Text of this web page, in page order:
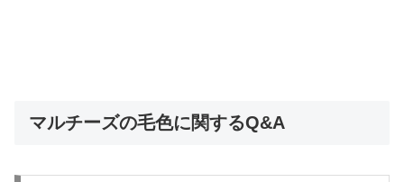
マルチーズの毛色に関するQ&A